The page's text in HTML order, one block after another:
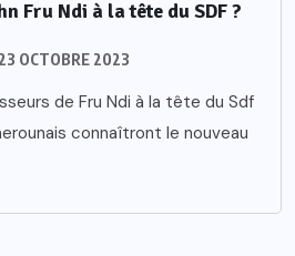
Fru Ndi à la tête du SDF ?
23 OCTOBRE 2023
de Fru Ndi à la tête du Sdf
connaîtront le nouveau